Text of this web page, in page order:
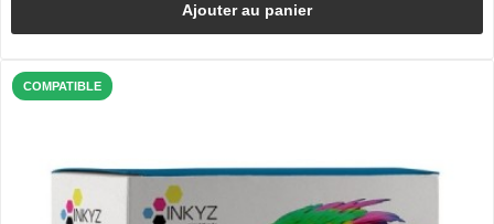
Ajouter au panier
COMPATIBLE